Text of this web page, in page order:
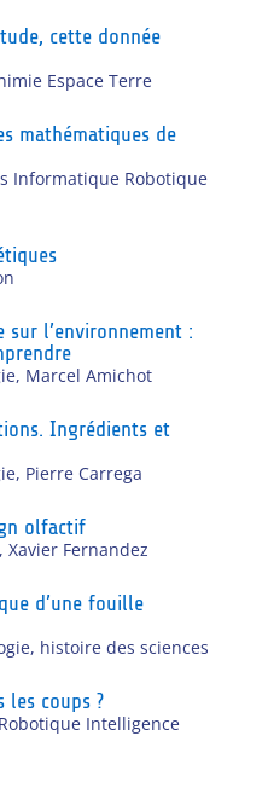
cette donnée
Espace Terre
mathématiques de
Informatique Robotique
sur l’environnement :
, Marcel Amichot
Ingrédients et
, Pierre Carrega
olfactif
,Xavier Fernandez
d’une fouille
histoire des sciences
coups ?
Intelligence